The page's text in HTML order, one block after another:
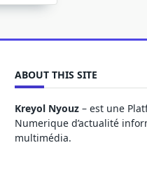
ABOUT THIS SITE
Kreyol Nyouz – est une
Numerique d’actualité
multimédia.